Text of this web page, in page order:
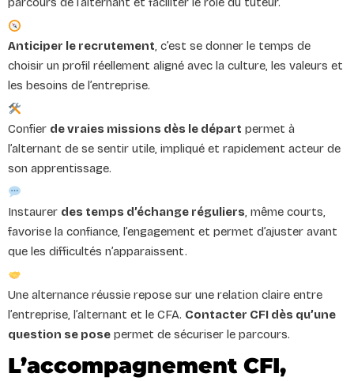
Anticiper le recrutement, c’est se donner le temps de
choisir un profil réellement aligné avec la culture, les valeurs et
les besoins de l’entreprise.
Confier de vraies missions dès le départ permet à
l’alternant de se sentir utile, impliqué et rapidement acteur de
son apprentissage.
Instaurer des temps d’échange réguliers, même courts,
favorise la confiance, l’engagement et permet d’ajuster avant
que les difficultés n’apparaissent.
Une alternance réussie repose sur une relation claire entre
l’entreprise, l’alternant et le CFA. Contacter CFI dès qu’une
question se pose permet de sécuriser le parcours.
L’accompagnement CFI,